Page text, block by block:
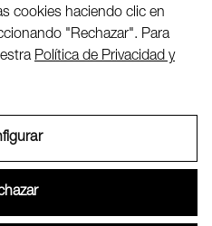
cookies haciendo clic en
"Rechazar". Para
Política de Privacidad y
y Cookies